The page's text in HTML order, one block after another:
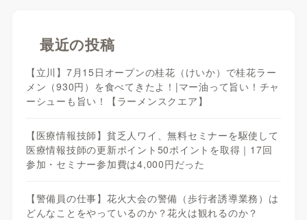
最近の投稿
【立川】7月15日オープンの桂花（けいか）で桂花ラー
メン（930円）を食べてきたよ！|マー油って旨い！チャ
ーシューも旨い！【ラーメンスクエア】
【医療情報技師】貧乏人ワイ、無料セミナーを駆使して
医療情報技師の更新ポイント50ポイントを取得｜17回
参加・セミナー参加費は4,000円だった
【警備員の仕事】花火大会の警備（歩行者誘導業務）は
どんなことをやっているのか？花火は観れるのか？